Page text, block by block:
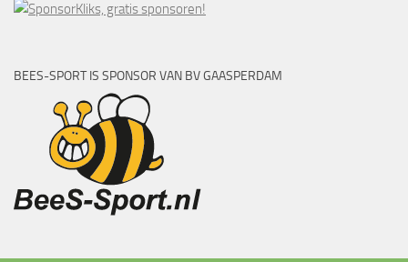
BEES-SPORT IS SPONSOR VAN BV GAASPERDAM